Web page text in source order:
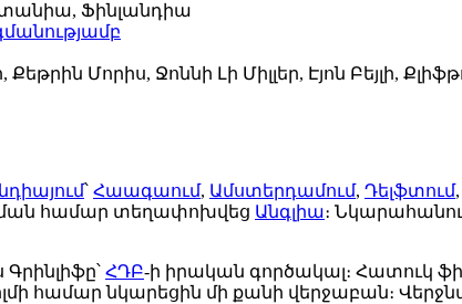
Ֆինլանդիա
Մորիս, Ջոննի Լի Միլլեր, Էյոն Բեյլի,
՝ Հաագաում, Ամստերդամում, Դելֆտում
համար տեղափոխվեց Անգլիա։
ՀԴԲ-ի իրական գործակալ։ Հատուկ
համար նկարեցին մի քանի վերջաբան։